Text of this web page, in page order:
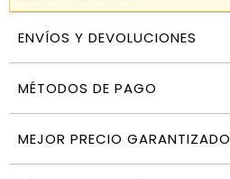
ENVÍOS Y DEVOLUCIONES
MÉTODOS DE PAGO
MEJOR PRECIO GARANTIZADO